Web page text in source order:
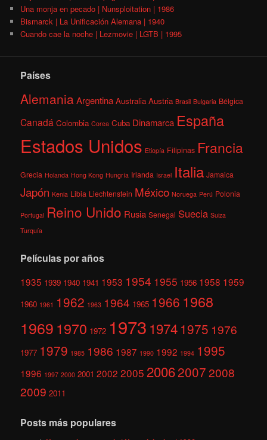
Una monja en pecado | Nunsploitation | 1986
Bismarck | La Unificación Alemana | 1940
Cuando cae la noche | Lezmovie | LGTB | 1995
Países
AlemaniaArgentina Australia Austria Brasil Bulgaria Bélgica
Canadá Colombia Corea Cuba Dinamarca España
Estados Unidos Etiopía Filipinas Francia
Grecia Holanda Hong Kong Hungría Irlanda Israel Italia Jamaica
Japón Kenia Libia Liechtenstein México Noruega Perú Polonia
Portugal Reino Unido Rusia Senegal Suecia Suiza
Turquía
Películas por años
1935 1939 1940 1941 1953 1954 1955 1956 1958 1959
1960 1961 1962 1963 1964 1965 1966 1968
1969 1970 1972 1973 1974 1975 1976
1977 1979 1985 1986 1987 1990 1992 1994 1995
1996 1997 2000 2001 2002 2005 200620072008
2009 2011
Posts más populares